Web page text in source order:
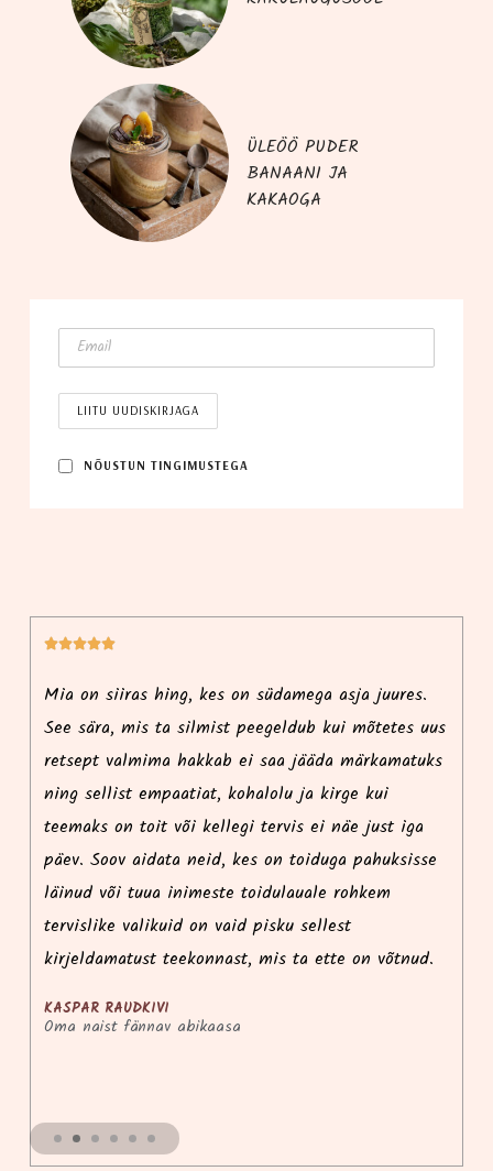
ÜLEÖÖ PUDER
BANAANI JA
KAKAOGA
NÕUS­TUN TINGIMUSTEGA

Mia on siiras hing, kes on südamega asja juures.
See sära, mis ta silmist peegeldub kui mõtetes uus
retsept valmima hakkab ei saa jääda märkamatuks
ning sellist empaatiat, kohalolu ja kirge kui
teemaks on toit või kellegi tervis ei näe just iga
päev. Soov aidata neid, kes on toiduga pahuksisse
läinud või tuua inimeste toidulauale rohkem
tervislike valikuid on vaid pisku sellest
kirjeldamatust teekonnast, mis ta ette on võtnud.
KASPAR RAUDKIVI
Oma naist fännav abikaasa